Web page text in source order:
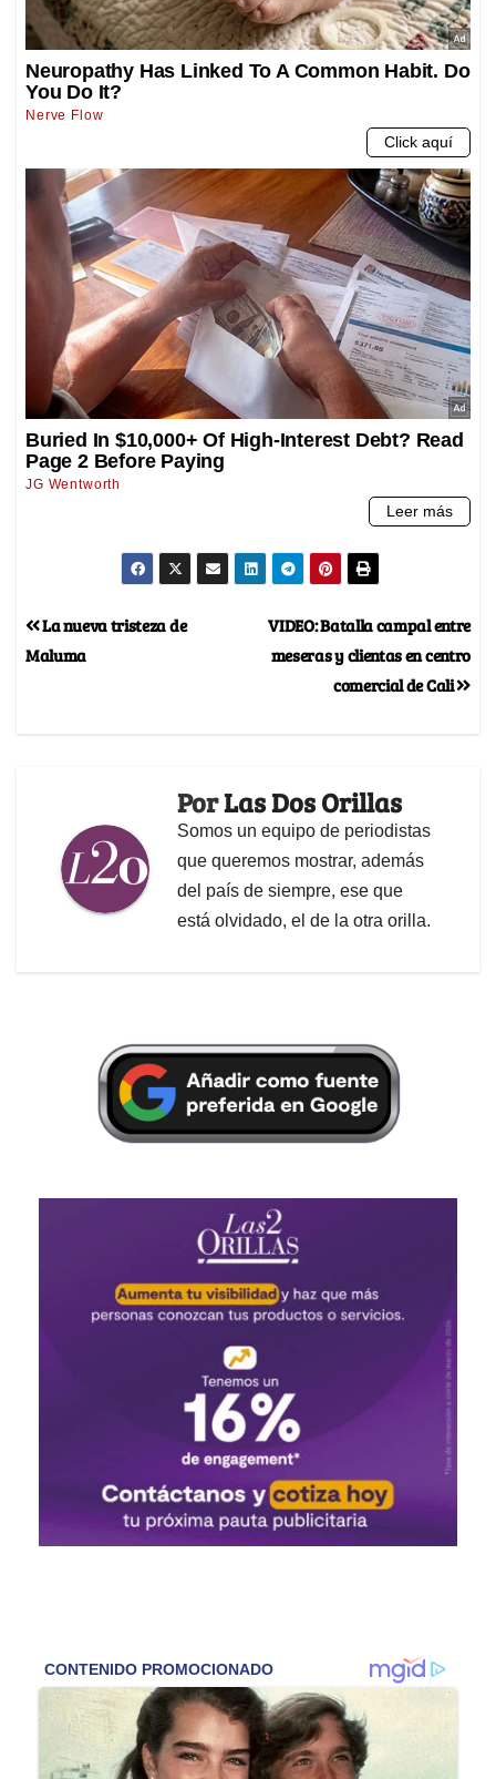
VIDEO: Batalla campal entre
meseras y clientas en centro
comercial de Cali
La nueva tristeza de
Maluma
PorLas Dos Orillas
Somos un equipo de periodistas
que queremos mostrar, además
del país de siempre, ese que
está olvidado, el de la otra orilla.